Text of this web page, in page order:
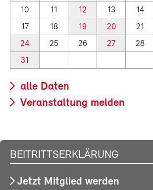
10 11 12 13 14
17
18 19 20 21
24
25 26 27 28
31
alle Daten
Veranstaltung melden
BEITRITTSERKLÄRUNG
Jetzt Mitglied werden